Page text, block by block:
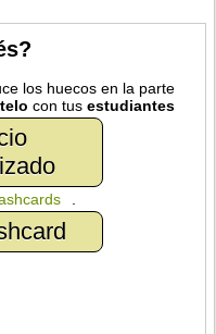
los huecos en la parte
con tusestudiantes